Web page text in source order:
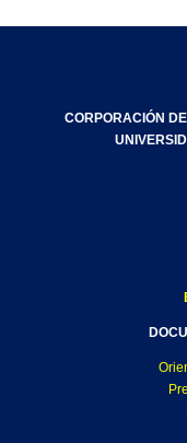
CORPORACIÓN